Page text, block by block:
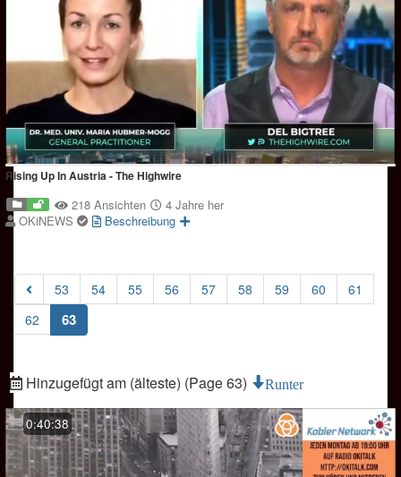
Rising Up In Austria - The Highwire
218 Ansichten
4 Jahre her
OKiNEWS
Beschreibung
53 54 55 56 57 58 59 60
61
62
63(current)
Hinzugefügt am (älteste) (Page 63) Runter
0:40:38